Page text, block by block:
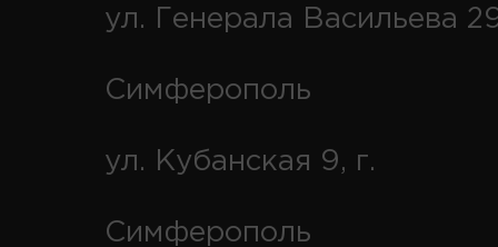
ул. Генерала Васильева
Симферополь
ул. Кубанская 9, г.
Симферополь